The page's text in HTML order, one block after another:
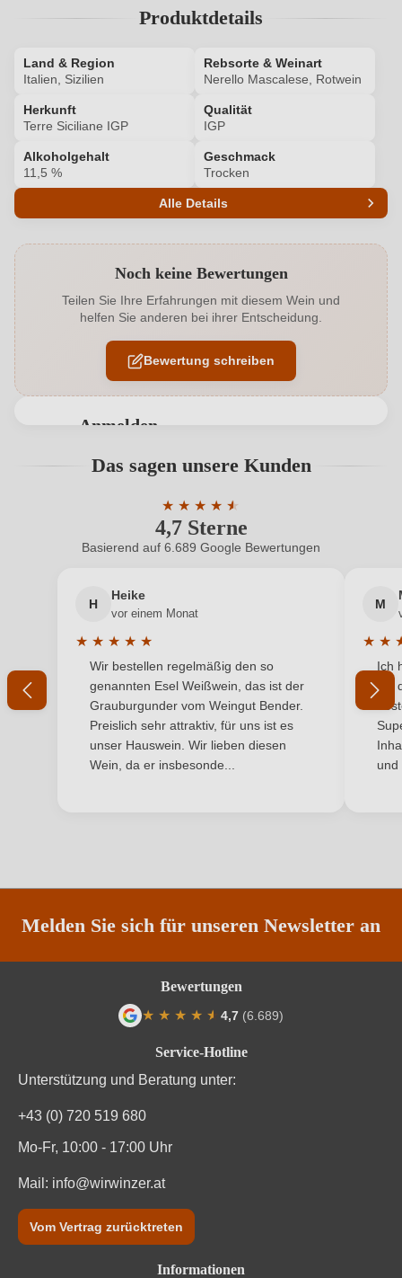
Produktdetails
Land & Region
Italien, Sizilien
Rebsorte & Weinart
Nerello Mascalese, Rotwein
Herkunft
Terre Siciliane IGP
Qualität
IGP
Alkoholgehalt
11,5 %
Geschmack
Trocken
Alle Details
Alkoholgehalt in % 11,5 %
Allergene Enthält Sulfite
Geographische Angabe Terre Siciliane IGP
Bis Km 2 snc, 90046 Monreale, Italien
Ort SICILIA
Passt zu Käse, Pasta, Rotes Fleisch
IGP
Weinart
Nährwertangaben
Durchschnittliche nährwertangaben
Kohlenhydrate davon Zucker
Trauben, Konservierungsstoffe (Sulfite). Enthält
Noch keine Bewertungen
Teilen Sie Ihre Erfahrungen mit diesem Wein und
helfen Sie anderen bei ihrer Entscheidung.
Bewertung schreiben
Anmelden
Benutzern abgegeben werden. Bitte loggen Sie sich
Neuer Kunde? Neuer Kunde?
Ihre E-Mail-Adresse
Ihr Passwort
Ich habe mein Passwort vergessen
Das sagen unsere Kunden
4,7 Sterne
★ ★ ★ ★ ★
★
Durchschnittliche Bewertung von 4.7
Basierend auf 6.689 Google Bewertungen
H
Heike
vor einem Monat
★ ★ ★ ★ ★
Durchschnittliche Bewertung von 5 von 5 Sternen
Wir bestellen regelmäßig den so
genannten Esel Weißwein, das ist der
Grauburgunder vom Weingut Bender.
Preislich sehr attraktiv, für uns ist es
unser Hauswein. Wir lieben diesen
Wein, da er insbesonde...
M
★ ★
Ich
mit
und
Melden Sie sich für unseren Newsletter an
Service-Hotline
Unterstützung und Beratung unter:
+43 (0) 720 519 680
Mo-Fr, 10:00 - 17:00 Uhr
Mail: info@wirwinzer.at
Vom Vertrag zurücktreten
Informationen
Bewertungen
★ ★ ★ ★ ★
★ 4,7 (6.689)